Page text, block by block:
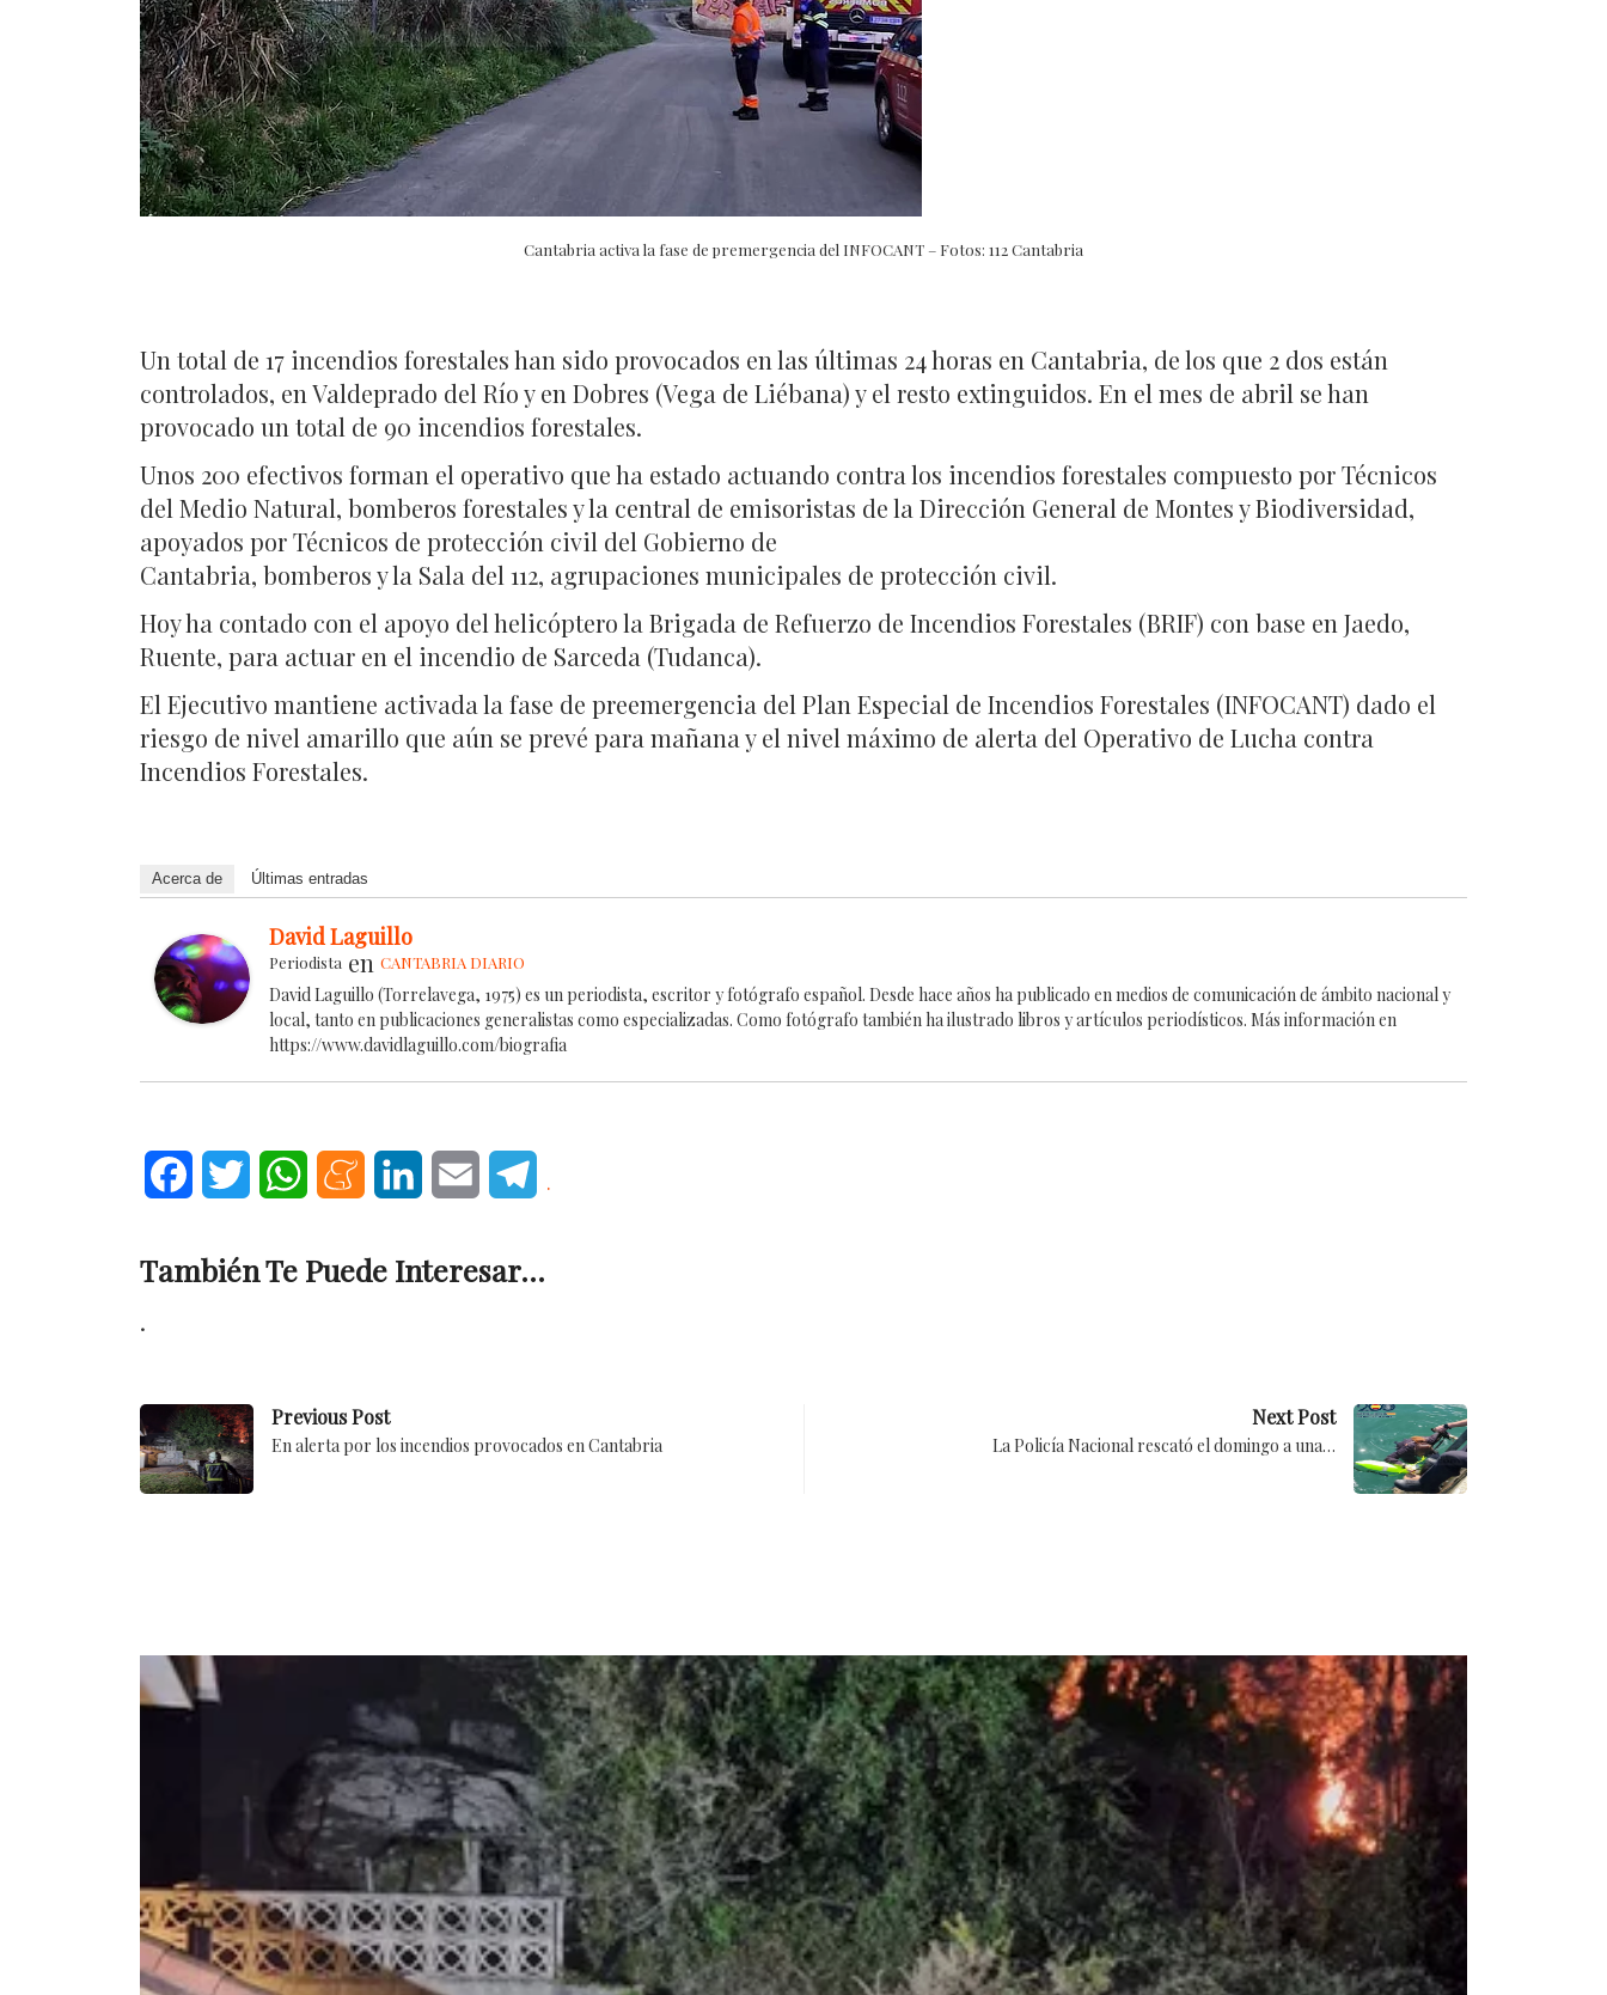
Cantabria activa la fase de premergencia del INFOCANT – Fotos: 112 Cantabria
Un total de 17 incendios forestales han sido provocados en las últimas 24 horas en Cantabria, de los que 2 dos están
controlados, en Valdeprado del Río y en Dobres (Vega de Liébana) y el resto extinguidos. En el mes de abril se han
provocado un total de 90 incendios forestales.
Unos 200 efectivos forman el operativo que ha estado actuando contra los incendios forestales compuesto por Técnicos
del Medio Natural, bomberos forestales y la central de emisoristas de la Dirección General de Montes y Biodiversidad,
apoyados por Técnicos de protección civil del Gobierno de
Cantabria, bomberos y la Sala del 112, agrupaciones municipales de protección civil.
Hoy ha contado con el apoyo del helicóptero la Brigada de Refuerzo de Incendios Forestales (BRIF) con base en Jaedo,
Ruente, para actuar en el incendio de Sarceda (Tudanca).
El Ejecutivo mantiene activada la fase de preemergencia del Plan Especial de Incendios Forestales (INFOCANT) dado el
riesgo de nivel amarillo que aún se prevé para mañana y el nivel máximo de alerta del Operativo de Lucha contra
Incendios Forestales.
Acerca de Últimas entradas
David Laguillo
Periodista en CANTABRIA DIARIO
David Laguillo (Torrelavega, 1975) es un periodista, escritor y fotógrafo español. Desde hace años ha publicado en medios de comunicación de ámbito nacional y
local, tanto en publicaciones generalistas como especializadas. Como fotógrafo también ha ilustrado libros y artículos periodísticos. Más información en
https://www.davidlaguillo.com/biografia
FacebookTwitter WhatsAppMeneameLinkedInEmail .
También Te Puede Interesar...
.
Previous Post
En alerta por los incendios provocados en Cantabria
Next Post
La Policía Nacional rescató el domingo a una…